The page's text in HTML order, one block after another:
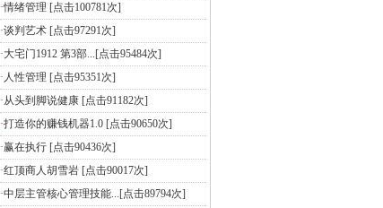
·情绪管理 [点击100781次]
·谈判艺术 [点击97291次]
·大宅门1912 第3部...[点击95484次]
· 人性管理 [点击95351次]
·从头到脚说健康 [点击91182次]
·打造你的赚钱机器1.0 [点击90650次]
·赢在执行 [点击90436次]
·红顶商人胡雪岩 [点击90017次]
·中层主管核心管理技能...[点击89794次]